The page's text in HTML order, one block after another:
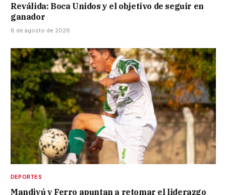
Reválida: Boca Unidos y el objetivo de seguir en
ganador
8 de agosto de 2026
DEPORTES
Mandiyú y Ferro apuntan a retomar el liderazgo